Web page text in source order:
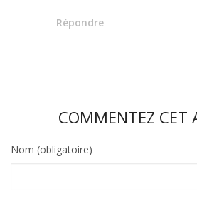
Répondre
COMMENTEZ CET
Nom (obligatoire)